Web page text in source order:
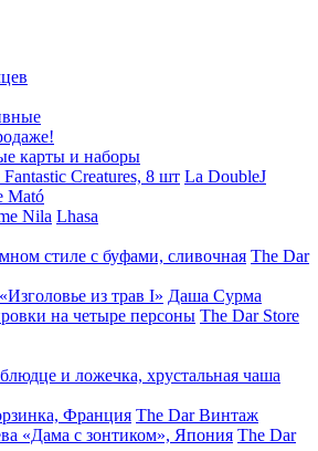
карты и наборы
Creatures, 8 шт La DoubleJ
Mató
Nila Lhasa
стиле с буфами, сливочная The Dar
из трав I» Даша Сурма
на четыре персоны The Dar Store
и ложечка, хрустальная чаша
Франция The Dar Винтаж
«Дама с зонтиком», Япония The Dar